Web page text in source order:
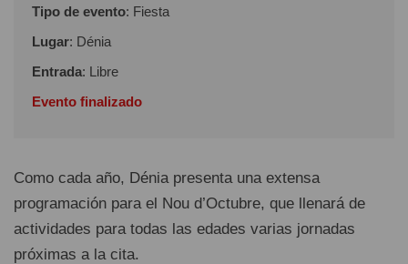
Tipo de evento: Fiesta
Lugar: Dénia
Entrada: Libre
Evento finalizado
Como cada año, Dénia presenta una extensa
programación para el Nou d’Octubre, que llenará de
actividades para todas las edades varias jornadas
próximas a la cita.